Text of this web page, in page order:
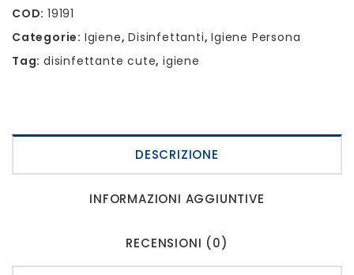
COD: 19191
Categorie: Igiene,Disinfettanti,Igiene Persona
Tag: disinfettante cute,igiene
DESCRIZIONE
INFORMAZIONI AGGIUNTIVE
RECENSIONI (0)